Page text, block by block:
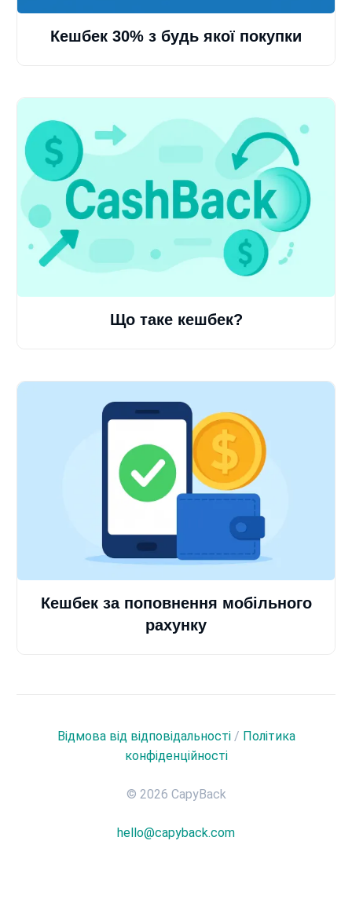
Кешбек 30% з будь якої покупки
Що таке кешбек?
Кешбек за поповнення мобільного
рахунку
Відмова від відповідальності/ Політика
конфіденційності
© 2026 CapyBack
hello@capyback.com